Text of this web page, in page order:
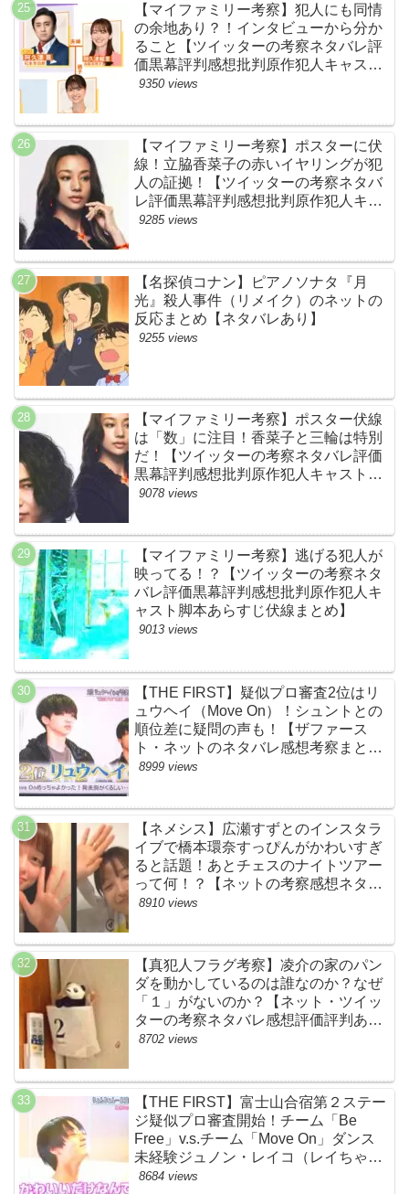
【マイファミリー考察】犯人にも同情
の余地あり？！インタビューから分か
ること【ツイッターの考察ネタバレ評
価黒幕評判感想批判原作犯人キャスト
脚本あらすじ伏線まとめ】
9350 views
【マイファミリー考察】ポスターに伏
線！立脇香菜子の赤いイヤリングが犯
人の証拠！【ツイッターの考察ネタバ
レ評価黒幕評判感想批判原作犯人キャ
スト脚本あらすじ伏線まとめ・高橋メ
9285 views
【名探偵コナン】ピアノソナタ『月
光』殺人事件（リメイク）のネットの
反応まとめ【ネタバレあり】
9255 views
【マイファミリー考察】ポスター伏線
は「数」に注目！香菜子と三輪は特別
だ！【ツイッターの考察ネタバレ評価
黒幕評判感想批判原作犯人キャスト脚
本あらすじ伏線まとめ】
9078 views
【マイファミリー考察】逃げる犯人が
映ってる！？【ツイッターの考察ネタ
バレ評価黒幕評判感想批判原作犯人キ
ャスト脚本あらすじ伏線まとめ】
9013 views
【THE FIRST】疑似プロ審査2位はリ
ュウヘイ（Move On）！シュントとの
順位差に疑問の声も！【ザファース
ト・ネットのネタバレ感想考察まと
め・スッキリ・BE:FIRST・ビーファ
8999 views
【ネメシス】広瀬すずとのインスタラ
イブで橋本環奈すっぴんがかわいすぎ
ると話題！あとチェスのナイトツアー
って何！？【ネットの考察感想ネタバ
レまとめ【第９話】
8910 views
【真犯人フラグ考察】凌介の家のパン
ダを動かしているのは誰なのか？なぜ
「１」がないのか？【ネット・ツイッ
ターの考察ネタバレ感想評価評判あら
すじ原作犯人キャスト黒幕伏線まと
8702 views
【THE FIRST】富士山合宿第２ステー
ジ疑似プロ審査開始！チーム「Be
Free」v.s.チーム「Move On」ダンス
未経験ジュノン・レイコ（レイちゃ
ん）頑張れ！ルイルイかわいすぎる
8684 views